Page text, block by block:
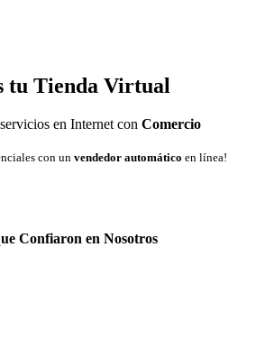
tu Tienda Virtual
en Internet con Comercio
con un vendedor automático en línea!
Confiaron en Nosotros